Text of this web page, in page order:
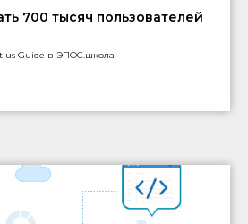
700 тысяч пользователей
Guide в ЭПОС.школа